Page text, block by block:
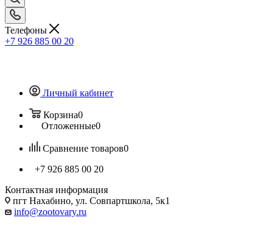
Телефоны
+7 926 885 00 20
Личный кабинет
Корзина0
Отложенные0
Сравнение товаров0
+7 926 885 00 20
Контактная информация
пгт Нахабино, ул. Совпартшкола, 5к1
info@zootovary.ru